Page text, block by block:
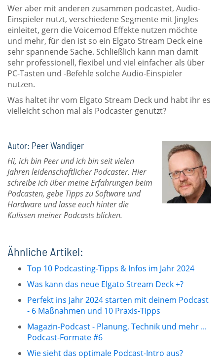
Wer aber mit anderen zusammen podcastet, Audio-
Einspieler nutzt, verschiedene Segmente mit Jingles
einleitet, gern die Voicemod Effekte nutzen möchte
und mehr, für den ist so ein Elgato Stream Deck eine
sehr spannende Sache. Schließlich kann man damit
sehr professionell, flexibel und viel einfacher als über
PC-Tasten und -Befehle solche Audio-Einspieler
nutzen.
Was haltet ihr vom Elgato Stream Deck und habt ihr es
vielleicht schon mal als Podcaster genutzt?
Autor: Peer Wandiger
Hi, ich bin Peer und ich bin seit vielen
Jahren leidenschaftlicher Podcaster. Hier
schreibe ich über meine Erfahrungen beim
Podcasten, gebe Tipps zu Software und
Hardware und lasse euch hinter die
Kulissen meiner Podcasts blicken.
Ähnliche Artikel:
Top 10 Podcasting-Tipps & Infos im Jahr 2024
Was kann das neue Elgato Stream Deck +?
Perfekt ins Jahr 2024 starten mit deinem Podcast
- 6 Maßnahmen und 10 Praxis-Tipps
Magazin-Podcast - Planung, Technik und mehr ...
Podcast-Formate #6
Wie sieht das optimale Podcast-Intro aus?